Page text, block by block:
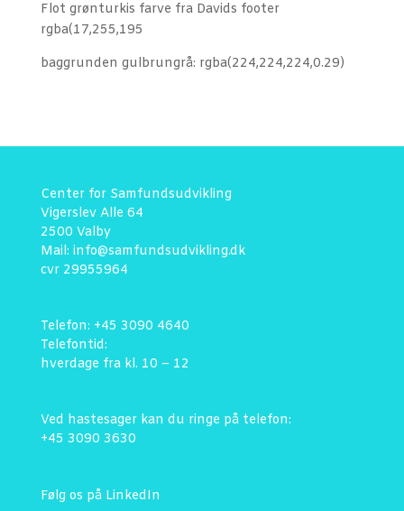
Flot grønturkis farve fra Davids footer
rgba(17,255,195
baggrunden gulbrungrå: rgba(224,224,224,0.29)
Center for Samfundsudvikling
Vigerslev Alle 64
2500 Valby
Mail: info@samfundsudvikling.dk
cvr 29955964
Telefon: +45 3090 4640
Telefontid:
hverdage fra kl. 10 – 12
Ved hastesager kan du ringe på telefon:
+45 3090 3630
Følg os på LinkedIn